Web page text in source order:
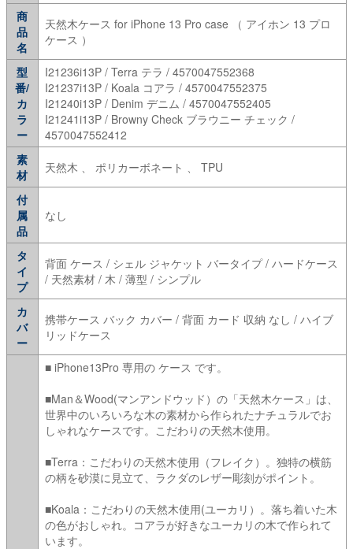
商
品
名
天然木ケース for iPhone 13 Pro case （ アイホン 13 プロ
ケース ）
型
番/
カ
ラ
ー
I21236i13P / Terra テラ / 4570047552368
I21237i13P / Koala コアラ / 4570047552375
I21240i13P / Denim デニム / 4570047552405
I21241i13P / Browny Check ブラウニー チェック /
4570047552412
素
材
天然木 、 ポリカーボネート 、 TPU
付
属
品
なし
タ
イ
プ
背面 ケース / シェル ジャケット バータイプ / ハードケース
/ 天然素材 / 木 / 薄型 / シンプル
カ
バ
ー
携帯ケース バック カバー / 背面 カード 収納 なし / ハイブ
リッドケース
■ iPhone13Pro 専用の ケース です。
■Man＆Wood(マンアンドウッド）の「天然木ケース」は、
世界中のいろいろな木の素材から作られたナチュラルでお
しゃれなケースです。こだわりの天然木使用。
■Terra：こだわりの天然木使用（フレイク）。独特の横筋
の柄を砂漠に見立て、ラクダのレザー彫刻がポイント。
■Koala：こだわりの天然木使用(ユーカリ）。落ち着いた木
の色がおしゃれ。コアラが好きなユーカリの木で作られて
います。